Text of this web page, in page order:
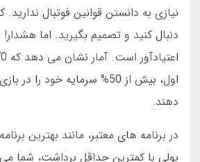
نیازی به دانستن قوانین فوتبال
دنبال کنید و تصمیم بگیرید. اما هشدار!
اول، بیش از 50% سرمایه خود
دهند.
در برنامه های معتبر، مانند بهترین
پولی با کمترین حداقل برداشت، شما می